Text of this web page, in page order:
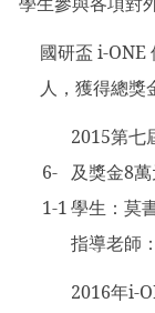
國研盃 i-ONE
人，獲得總獎
6-
1-1
2015第七
及獎金8
學生：莫
指導老師
2016年i-